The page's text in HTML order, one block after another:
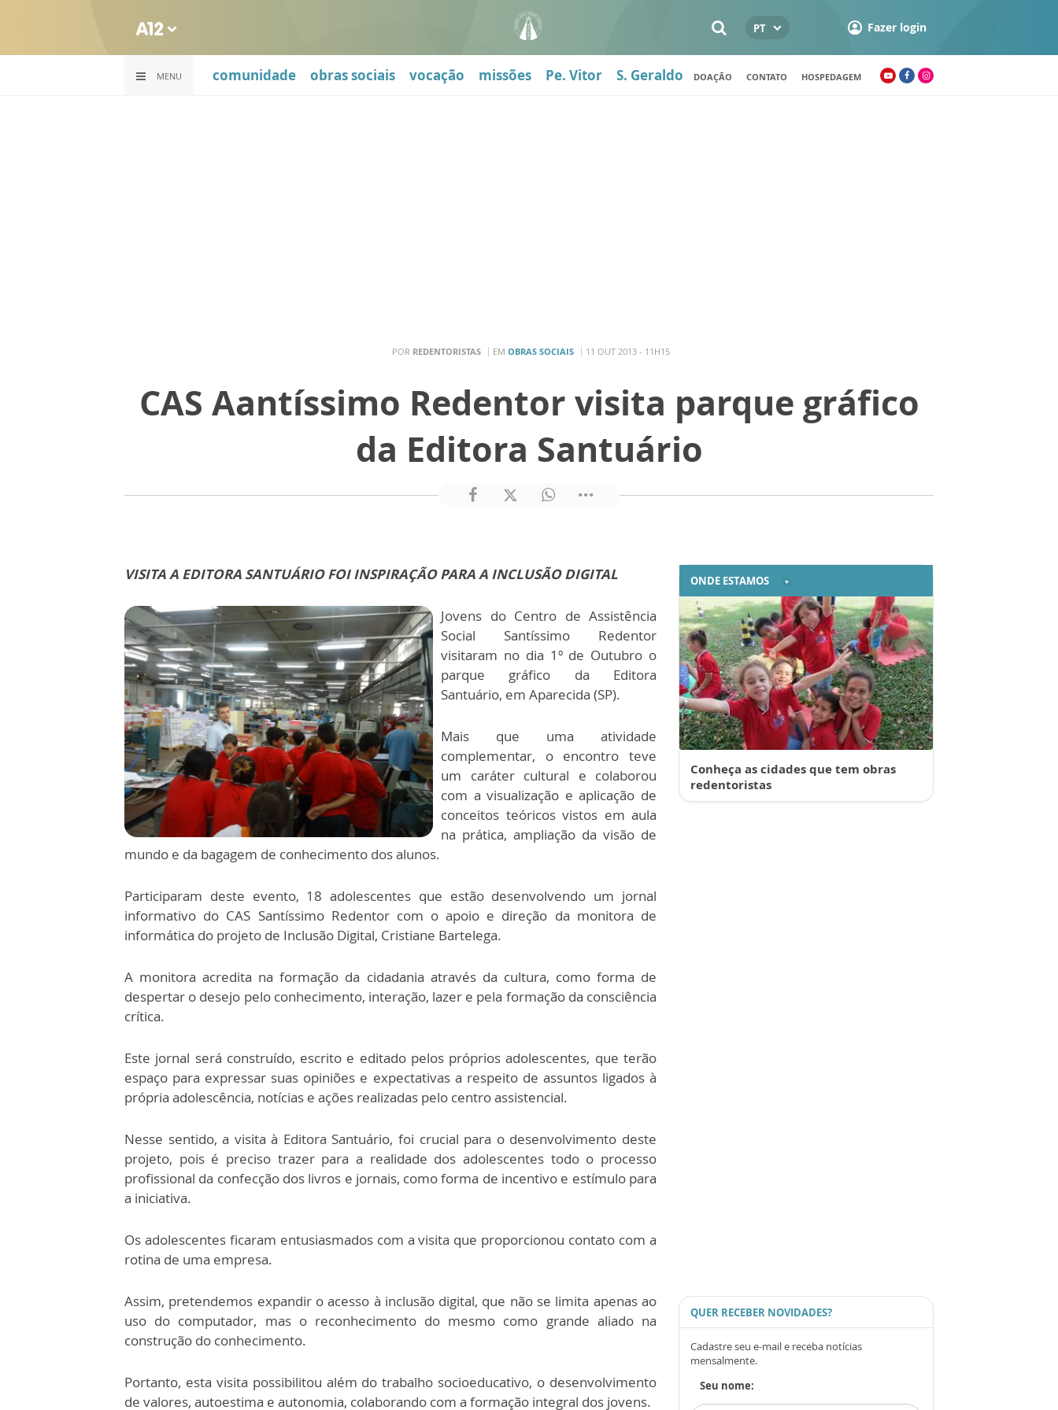
PT Fazer login
MENU comunidade obras sociais vocação missões Pe. Vitor S. Geraldo DOAÇÃO CONTATO HOSPEDAGEM
POR REDENTORISTAS EM OBRAS SOCIAIS 11 OUT 2013 - 11H15
CAS Aantíssimo Redentor visita parque gráfico
da Editora Santuário
VISITA A EDITORA SANTUÁRIO FOI INSPIRAÇÃO PARA A INCLUSÃO DIGITAL
Jovens do Centro de Assistência
Social Santíssimo Redentor
visitaram no dia 1º de Outubro o
parque gráfico da Editora
Santuário, em Aparecida (SP).
Mais que uma atividade
complementar, o encontro teve
um caráter cultural e colaborou
com a visualização e aplicação de
conceitos teóricos vistos em aula
na prática, ampliação da visão de
mundo e da bagagem de conhecimento dos alunos.
Participaram deste evento, 18 adolescentes que estão desenvolvendo um jornal
informativo do CAS Santíssimo Redentor com o apoio e direção da monitora de
informática do projeto de Inclusão Digital, Cristiane Bartelega.
A monitora acredita na formação da cidadania através da cultura, como forma de
despertar o desejo pelo conhecimento, interação, lazer e pela formação da consciência
crítica.
Este jornal será construído, escrito e editado pelos próprios adolescentes, que terão
espaço para expressar suas opiniões e expectativas a respeito de assuntos ligados à
própria adolescência, notícias e ações realizadas pelo centro assistencial.
Nesse sentido, a visita à Editora Santuário, foi crucial para o desenvolvimento deste
projeto, pois é preciso trazer para a realidade dos adolescentes todo o processo
profissional da confecção dos livros e jornais, como forma de incentivo e estímulo para
a iniciativa.
Os adolescentes ficaram entusiasmados com a visita que proporcionou contato com a
rotina de uma empresa.
Assim, pretendemos expandir o acesso à inclusão digital, que não se limita apenas ao
uso do computador, mas o reconhecimento do mesmo como grande aliado na
construção do conhecimento.
Portanto, esta visita possibilitou além do trabalho socioeducativo, o desenvolvimento
de valores, autoestima e autonomia, colaborando com a formação integral dos jovens.
ONDE ESTAMOS
Conheça as cidades que tem obras
redentoristas
QUER RECEBER NOVIDADES?
Cadastre seu e-mail e receba notícias
mensalmente.
Seu nome: